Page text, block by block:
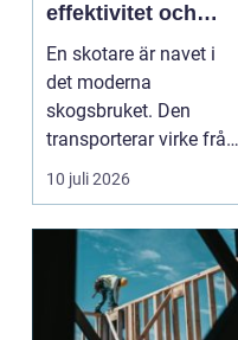
effektivitet och
hållbarhet
En skotare är navet i
det moderna
skogsbruket. Den
transporterar virke från
avverkningsplatsen till
10 juli 2026